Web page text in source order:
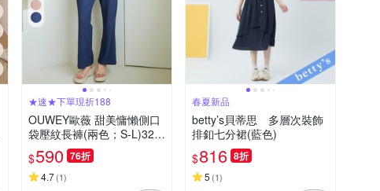
★速★下單現折188
OUWEY歐薇 甜美慵懶側口
袋壓紋長褲(兩色；S-L)323
2136506
$590 76折
4.7(1)
春夏新品
betty’s貝蒂思 多層次裝飾
排釦七分裙(藍色)
$816 8折
5 (1)